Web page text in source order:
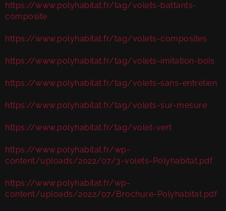
https://www.polyhabitat.fr/tag/volets-battants-
composite
https://www.polyhabitat.fr/tag/volets-composites
https://www.polyhabitat.fr/tag/volets-imitation-bois
https://www.polyhabitat.fr/tag/volets-sans-entretien
https://www.polyhabitat.fr/tag/volets-sur-mesure
https://www.polyhabitat.fr/tag/volet-vert
https://www.polyhabitat.fr/wp-
content/uploads/2022/07/3-volets-Polyhabitat.pdf
https://www.polyhabitat.fr/wp-
content/uploads/2022/07/Brochure-Polyhabitat.pdf